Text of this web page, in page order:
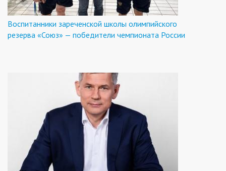
Воспитанники зареченской школы олимпийского
резерва «Союз» — победители чемпионата России